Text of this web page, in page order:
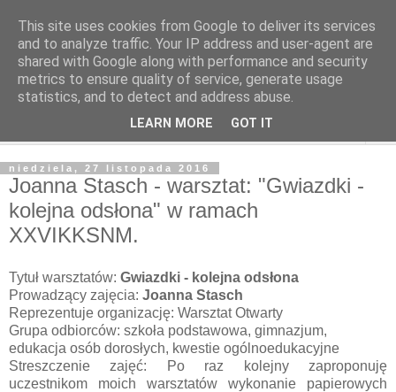
niedziela, 27 listopada 2016
Joanna Stasch - warsztat: "Gwiazdki -
kolejna odsłona" w ramach
XXVIKKSNM.
Tytuł warsztatów: Gwiazdki - kolejna odsłona
Prowadzący zajęcia: Joanna Stasch
Reprezentuje organizację: Warsztat Otwarty
Grupa odbiorców: szkoła podstawowa, gimnazjum,
edukacja osób dorosłych, kwestie ogólnoedukacyjne
Streszczenie zajęć: Po raz kolejny zaproponuję
uczestnikom moich warsztatów wykonanie papierowych
This site uses cookies from Google to deliver its services
and to analyze traffic. Your IP address and user-agent are
shared with Google along with performance and security
metrics to ensure quality of service, generate usage
statistics, and to detect and address abuse.
LEARN MORE GOT IT